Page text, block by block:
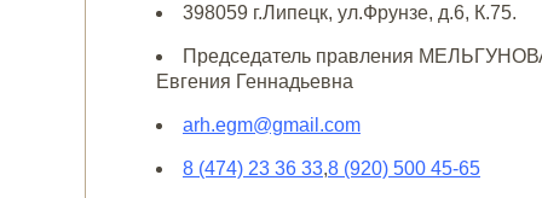
398059 г.Липецк, ул.Фрунзе, д.6, К.75.
Председатель правления
Евгения Геннадьевна
arh.egm@gmail.com
8 (474) 23 36 33,8 (920) 500 45-65